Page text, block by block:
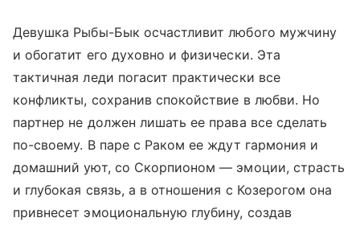
Девушка Рыбы-Бык осчастливит любого мужчину
и обогатит его духовно и физически. Эта
тактичная леди погасит практически все
конфликты, сохранив спокойствие в любви. Но
партнер не должен лишать ее права все сделать
по-своему. В паре с Раком ее ждут гармония и
домашний уют, со Скорпионом — эмоции, страсть
и глубокая связь, а в отношения с Козерогом она
привнесет эмоциональную глубину, создав